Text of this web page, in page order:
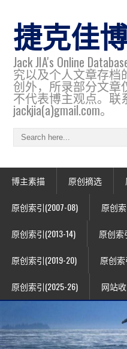
捷克佳
Jack JIA's Online
究以及个人文章存档
创外，所录部分文章
不代表博主观点。联
jackjia(a)gmail.com。
博主素描 原创摘选
原创索引(2007-08) 原创
原创索引(2013-14) 原创索
原创索引(2019-20) 原创索
原创索引(2025-26) 网站